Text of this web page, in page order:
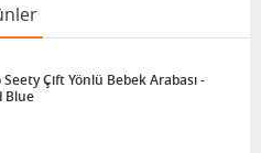
Seety Çift Yönlü Bebek Arabası -
Blue